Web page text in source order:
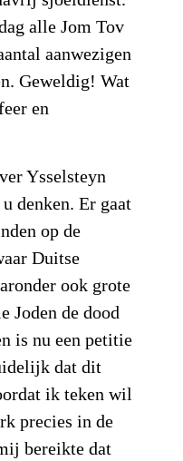
alle Jom Tov
aanwezigen
Geweldig! Wat
en
Ysselsteyn
denken. Er gaat
op de
Duitse
ook grote
Joden de dood
is nu een petitie
dat dit
ik teken wil
precies in de
bereikte dat